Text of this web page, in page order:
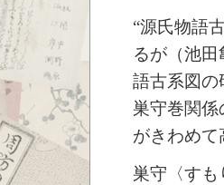
“源氏物語
るが（池
語古系図の
巣守巻関係
がきわめて
巣守〈すも